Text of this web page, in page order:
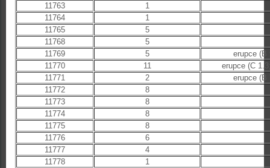
11763
1
11764
1
11765
5
11768
5
11769
5
erupce (B
11770
11
erupce (C
11771
2
erupce (B
11772
8
11773
8
11774
8
11775
8
11776
6
11777
4
11778
1